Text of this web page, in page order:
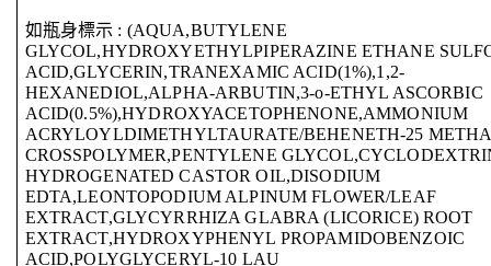
如瓶身標示 : (AQUA,BUTYLENE
GLYCOL,HYDROXYETHYLPIPERAZINE ETHANE
ACID,GLYCERIN,TRANEXAMIC ACID(1%),1,2-
HEXANEDIOL,ALPHA-ARBUTIN,3-o-ETHYL ASCORBIC
ACID(0.5%),HYDROXYACETOPHENONE,AMMONIUM
ACRYLOYLDIMETHYLTAURATE/BEHENETH-25
CROSSPOLYMER,PENTYLENE
HYDROGENATED CASTOR OIL,DISODIUM
EDTA,LEONTOPODIUM ALPINUM FLOWER/LEAF
EXTRACT,GLYCYRRHIZA GLABRA (LICORICE) ROOT
EXTRACT,HYDROXYPHENYL PROPAMIDOBENZOIC
ACID,POLYGLYCERYL-10 LAU